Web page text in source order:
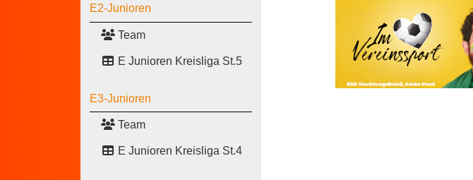
E2-Junioren
Team
E Junioren Kreisliga St.5
E3-Junioren
Team
E Junioren Kreisliga St.4